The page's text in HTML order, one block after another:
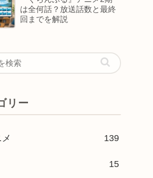
は全何話？放送話数と最終
回までを解説
リー
139
15